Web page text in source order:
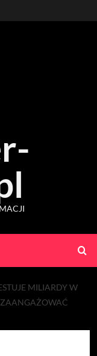
MILIARDY W
ZAANGAŻOWAĆ